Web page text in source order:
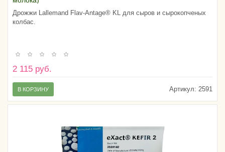
Дрожжи Lallemand Flav-Antage® KL для сыров и сырокопченых
колбас.
2 115 руб.
Артикул: 2591
В КОРЗИНУ